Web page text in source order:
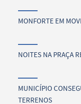
MONFORTE EM
NOITES NA PRAÇA
MUNICÍPIO
TERRENOS